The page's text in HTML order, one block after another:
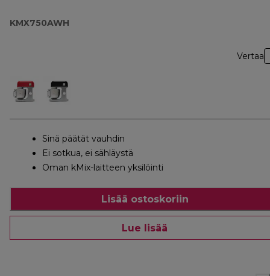
KMX750AWH
Vertaa
Sinä päätät vauhdin
Ei sotkua, ei sähläystä
Oman kMix-laitteen yksilöinti
Lisää ostoskoriin
Lue lisää